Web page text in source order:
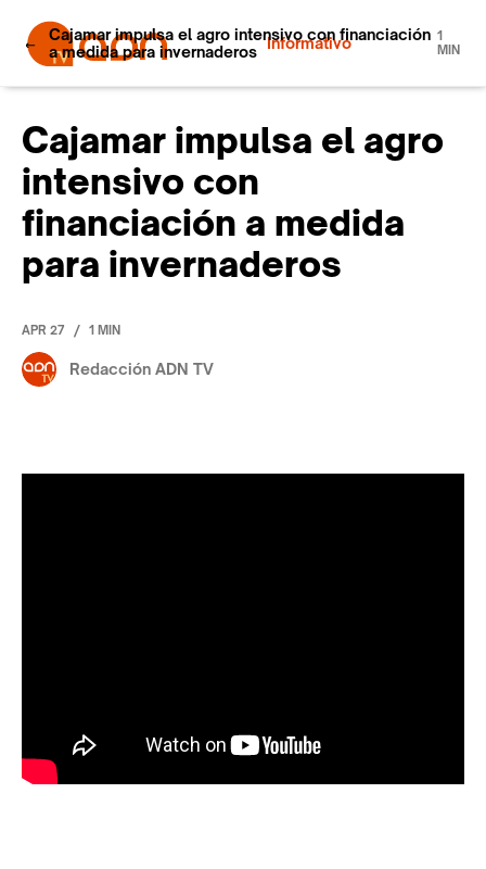
Informativo
Cajamar impulsa el agro intensivo con financiación
a medida para invernaderos
1
MIN
Cajamar impulsa el agro
intensivo con
financiación a medida
para invernaderos
APR 27 / 1 MIN
Redacción ADN TV